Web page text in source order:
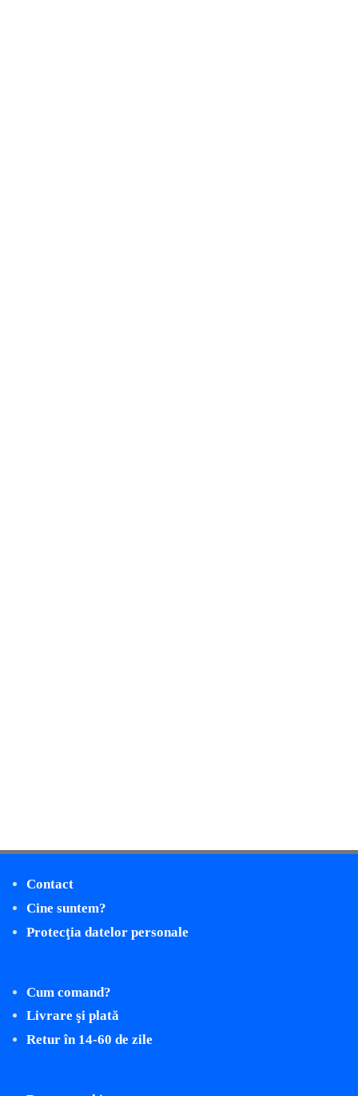
Contact
Cine suntem?
Protecţia datelor personale
Cum comand?
Livrare şi plată
Retur în 14-60 de zile